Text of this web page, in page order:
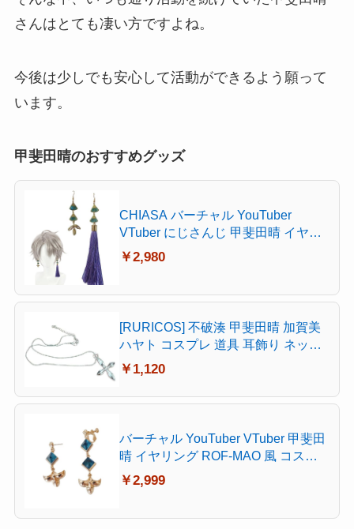
さんはとても凄い方ですよね。
今後は少しでも安心して活動ができるよう願って
います。
甲斐田晴のおすすめグッズ
CHIASA バーチャル YouTuber
VTuber にじさんじ 甲斐田晴 イヤリ
ング 浴衣 和服 コスプレ 小物 キャラ
クター 風 アクセサリー ピアス 変装
ス【耳穴あり】)
￥2,980
[RURICOS] 不破湊 甲斐田晴 加賀美
ハヤト コスプレ 道具 耳飾り ネック
レス ピアス イヤリング VTuber スタ
イル 新衣装 コスチューム アクセサ
リー 萌えグッズ 撮影 漫遊展 文化祭
晴 ネックレス, 耳穴なし)
￥1,120
バーチャル YouTuber VTuber 甲斐田
晴 イヤリング ROF-MAO 風 コスプ
レ 小物 キャラクター 風 アクセサリ
ー ピアス 変装 仮装 イベント パーテ
￥2,999